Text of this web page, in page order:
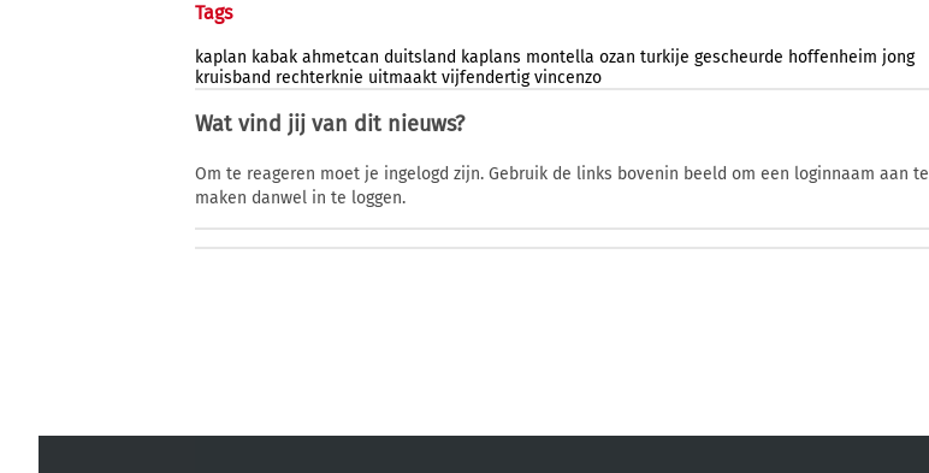
Tags
kaplan kabak ahmetcan duitsland kaplans montella ozan turkije gescheurde hoffenheim jong
kruisband rechterknie uitmaakt vijfendertig vincenzo
Wat vind jij van dit nieuws?
Om te reageren moet je ingelogd zijn. Gebruik de links bovenin beeld om een loginnaam aan te
maken danwel in te loggen.